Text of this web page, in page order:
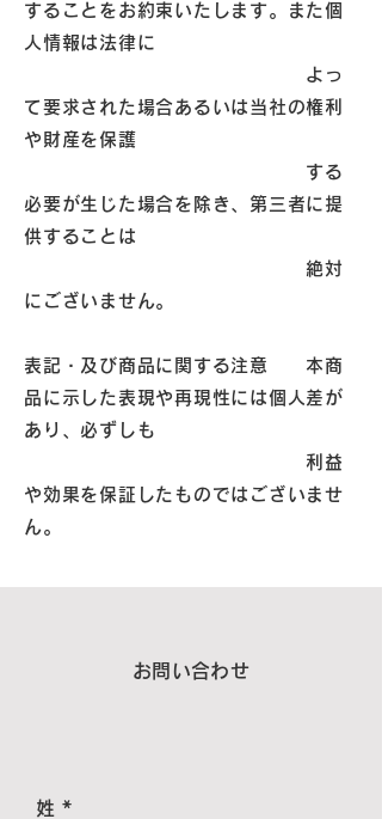
することをお約束いたします。また個
人情報は法律に
よっ
て要求された場合あるいは当社の権利
や財産を保護
する
必要が生じた場合を除き、第三者に提
供することは
絶対
にございません。
表記・及び商品に関する注意 本商
品に示した表現や再現性には個人差が
あり、必ずしも
利益
や効果を保証したものではございませ
ん。
お問い合わせ
姓